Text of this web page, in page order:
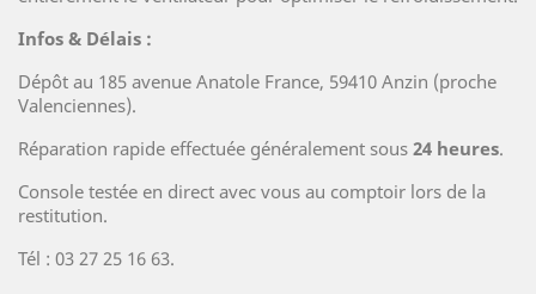
Infos & Délais :
Dépôt au 185 avenue Anatole France, 59410 Anzin (proche
Valenciennes).
Réparation rapide effectuée généralement sous 24 heures.
Console testée en direct avec vous au comptoir lors de la
restitution.
Tél : 03 27 25 16 63.